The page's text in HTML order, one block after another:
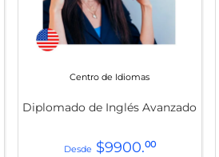
Centro de Idiomas
Diplomado de Inglés Avanzado
$9900.00